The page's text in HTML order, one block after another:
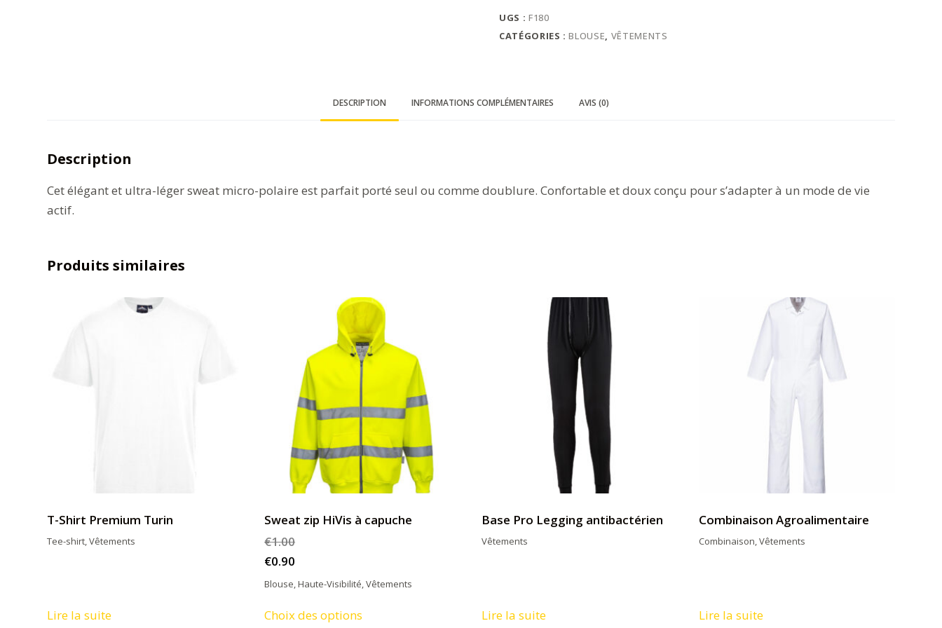
UGS : F180
CATÉGORIES :BLOUSE, VÊTEMENTS
DESCRIPTION INFORMATIONS COMPLÉMENTAIRES AVIS (0)
Description
Cet élégant et ultra-léger sweat micro-polaire est parfait porté seul ou comme doublure. Confortable et doux conçu pour s’adapter à un mode de vie
actif.
Produits similaires
T-Shirt Premium Turin
Tee-shirt,Vêtements
Lire la suite
Sweat zip HiVis à capuche
€1.00
€0.90
Blouse,Haute-Visibilité,Vêtements
Choix des options
Base Pro Legging antibactérien
Vêtements
Lire la suite
Combinaison Agroalimentaire
Combinaison,Vêtements
Lire la suite